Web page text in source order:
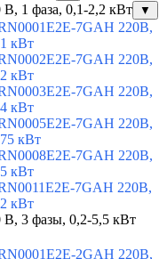
В, 1 фаза, 0,1-2,2 кВт ▼
7GAH 220В,
кВт
7GAH 220В,
кВт
7GAH 220В,
кВт
7GAH 220В,
кВт
7GAH 220В,
кВт
7GAH 220В,
кВт
В, 3 фазы, 0,2-5,5 кВт
2GAH 220В,